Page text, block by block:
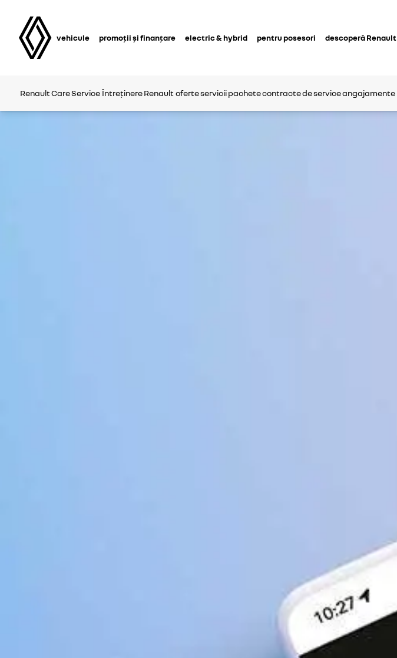
vehicule promoții și finanțare electric & hybrid pentru posesori descoperă Renault
Renault Care Service Întreținere Renault oferteserviciipachetecontracte de serviceangajamente